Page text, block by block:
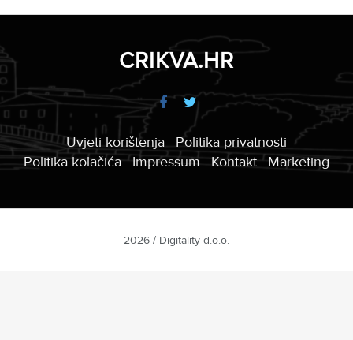
CRIKVA.HR
Uvjeti korištenja
Politika privatnosti
Politika kolačića
Impressum Kontakt Marketing
2026 / Digitality d.o.o.